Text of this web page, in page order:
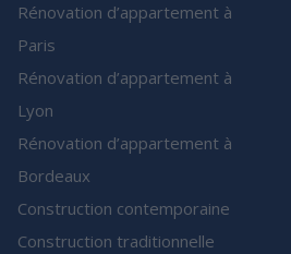
Rénovation d’appartement à
Paris
Rénovation d’appartement à
Lyon
Rénovation d’appartement à
Bordeaux
Construction contemporaine
Construction traditionnelle